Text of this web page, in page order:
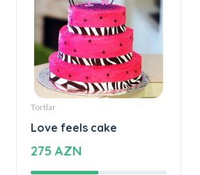
Tortlar
Love feels cake
275 AZN